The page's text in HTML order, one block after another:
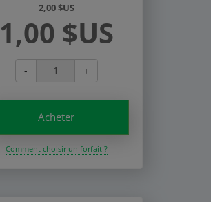
2,00 $US
1,00 $US
- +
Acheter
Comment choisir un forfait ?